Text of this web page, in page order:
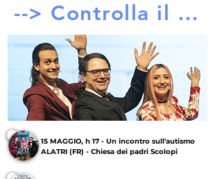
--> Controlla il nostro linktree! <--
15 MAGGIO, h 17 - Un incontro sull'autismo
ALATRI (FR) - Chiesa dei padri Scolopi